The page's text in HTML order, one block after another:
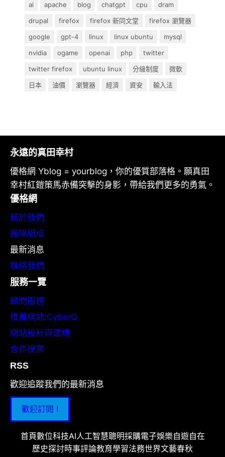
ai apache blog chatgpt cpu
dram
drupal
firefox firefox 新同文堂
firefox 瀏覽器
google
gpt-4 linux linux ubuntu
mysql
nvidia
ogame openai php
twitter
twitter firefox
ubuntu linux 分級制度
微軟
日本
油價 瀏覽器 經濟 資安 輸入法
永遠的真田幸村
優格網 Yblog = yourblog，你的優質部落格。願真田
幸村紅鎧策馬赤備突擊的身影，帶給我們更多的勇氣。
優格網
關於我們
團隊組成
最新消息
聯絡我們
服務一覽
顧問服務
推薦網站:CyberQ
網站設計與建構
合作提案
RSS
歡迎追蹤我們的最新消息
歡迎訂閱 !
首頁數位科技AI人工智慧聰明採購電子娛樂自遊自在
歷史探討時事評論教育學習法務世界文藝春秋